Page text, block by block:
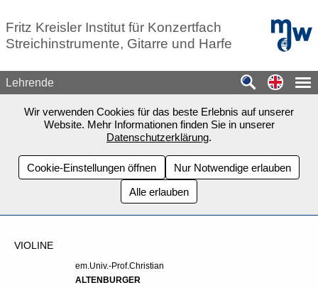
Fritz Kreisler Institut für Konzertfach
Streichinstrumente, Gitarre und Harfe
mdw -
Lehrende
Wir verwenden Cookies für das beste Erlebnis auf unserer
Website. Mehr Informationen finden Sie in unserer
Datenschutzerklärung.
Cookie-Einstellungen öffnen
Nur Notwendige erlauben
Alle erlauben
VIOLINE
em.Univ.-Prof.Christian
ALTENBURGER